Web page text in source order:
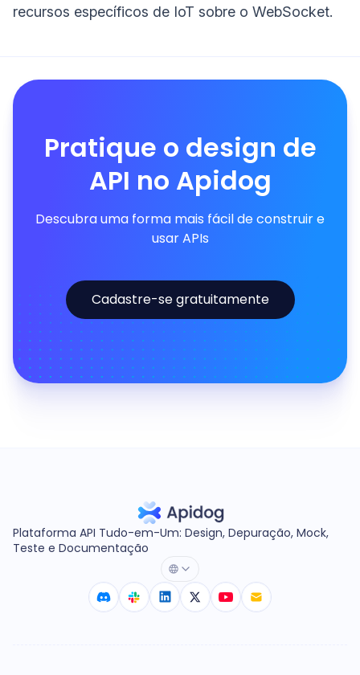
recursos específicos de IoT sobre o WebSocket.
Pratique o design de
API no Apidog
Descubra uma forma mais fácil de construir e
usar APIs
Cadastre-se gratuitamente
Plataforma API Tudo-em-Um: Design, Depuração, Mock,
Teste e Documentação